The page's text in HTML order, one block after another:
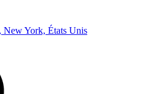
New York, États Unis